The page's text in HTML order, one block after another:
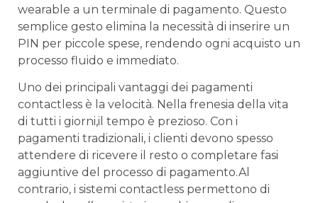
wearable a ⁣un‌ terminale​ di pagamento. Questo
⁤semplice gesto ⁢elimina la necessità di inserire un
PIN per piccole spese, rendendo ogni acquisto un
processo fluido e immediato.
Uno​ dei principali vantaggi dei ⁣pagamenti
contactless è‌ la velocità. Nella frenesia della vita
⁣di tutti⁤ i ⁢giorni,il tempo‌ è ​prezioso. Con‌ i
pagamenti tradizionali, i clienti devono‍ spesso
attendere ⁢di ricevere il⁣ resto o completare fasi
aggiuntive del processo di pagamento.Al
contrario, i sistemi contactless permettono di⁣